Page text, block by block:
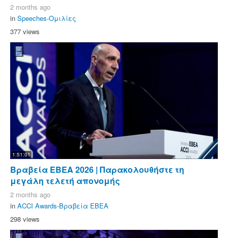
2 months ago
in Speeches-Ομιλίες
377 views
1:51:01
Βραβεία ΕΒΕΑ 2026 | Παρακολουθήστε τη
μεγάλη τελετή απονομής
2 months ago
in ACCI Awards-Βραβεία ΕΒΕΑ
298 views